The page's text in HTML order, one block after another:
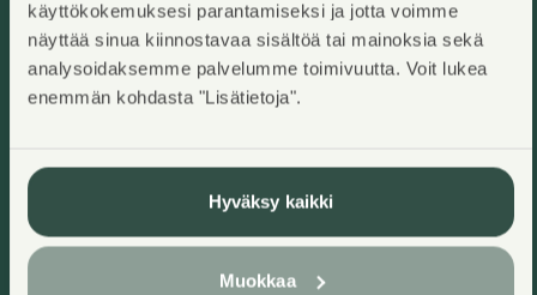
käyttökokemuksesi parantamiseksi ja jotta voimme
näyttää sinua kiinnostavaa sisältöä tai mainoksia sekä
analysoidaksemme palvelumme toimivuutta. Voit lukea
enemmän kohdasta "Lisätietoja".
Hyväksy kaikki
Muokkaa